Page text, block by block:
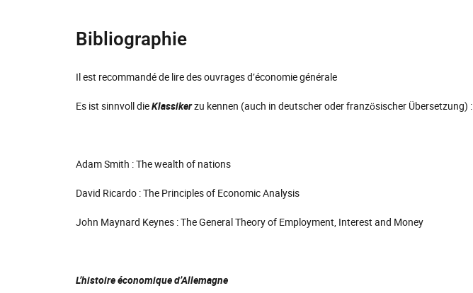
Bibliographie
Il est recommandé de lire des ouvrages d’économie générale
Es ist sinnvoll dieKlassikerzu kennen (auch in deutscher oder französischer Übersetzung) :
Adam Smith : The wealth of nations
David Ricardo : The Principles of Economic Analysis
John Maynard Keynes : The General Theory of Employment, Interest and Money
L’histoire économique d’Allemagne